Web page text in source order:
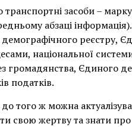
засоби –
абзаці
реєстру,
національної
громадянства, Єдиного
податків.
того ж можна
свою жертву та знати